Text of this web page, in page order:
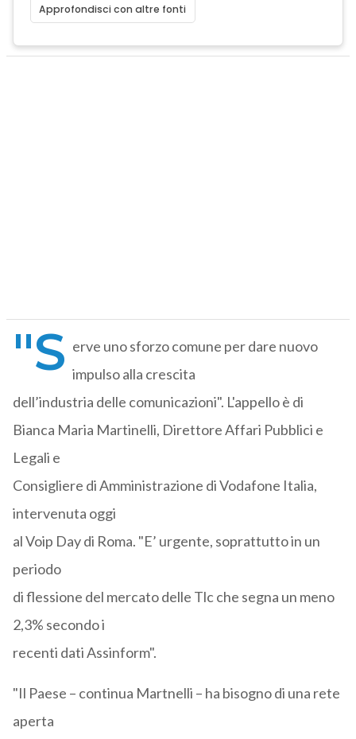
Approfondisci con altre fonti
"S erve uno sforzo comune per dare nuovo
impulso alla crescita
dell’industria delle comunicazioni". L'appello è di
Bianca Maria Martinelli, Direttore Affari Pubblici e
Legali e
Consigliere di Amministrazione di Vodafone Italia,
intervenuta oggi
al Voip Day di Roma. "E’ urgente, soprattutto in un
periodo
di flessione del mercato delle Tlc che segna un meno
2,3% secondo i
recenti dati Assinform".
"Il Paese – continua Martnelli – ha bisogno di una rete
aperta